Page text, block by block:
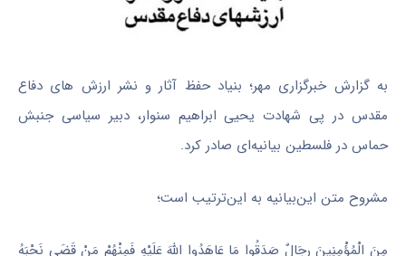
به گزارش خبرگزاری مهر؛ بنیاد حفظ آثار و نشر ارزش های دفاع
مقدس در پی شهادت یحیی ابراهیم سنوار، دبیر سیاسی جنبش
حماس در فلسطین بیانیه‌ای صادر کرد.
مشروح متن این‌بیانیه به این‌ترتیب است؛
مِنَ الْمُؤْمِنِینَ رِجَالٌ صَدَقُوا مَا عَاهَدُوا اللَّهَ عَلَیْهِ فَمِنْهُمْ مَنْ قَضَی نَحْبَهُ